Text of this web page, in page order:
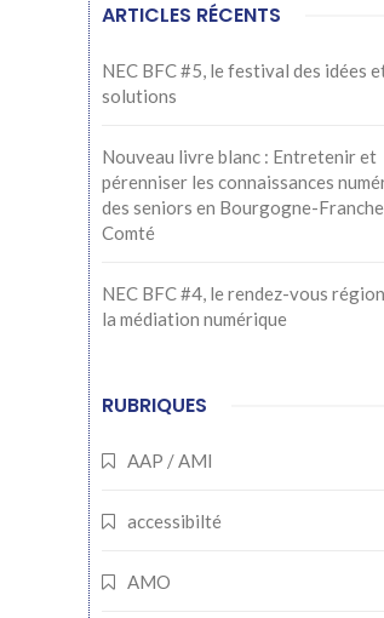
ARTICLES RÉCENTS
NEC BFC #5, le festival des idées
solutions
Nouveau livre blanc : Entretenir et
pérenniser les connaissances
des seniors en Bourgogne-
Comté
NEC BFC #4, le rendez-vous
la médiation numérique
RUBRIQUES
AAP / AMI
accessibilté
AMO